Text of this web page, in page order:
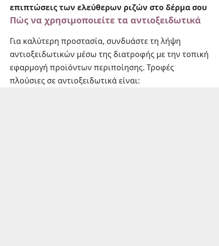
επιπτώσεις των ελεύθερων ριζών στο δέρμα σου
Πώς να χρησιμοποιείτε τα αντιοξειδωτικά
Για καλύτερη προστασία, συνδυάστε τη λήψη
αντιοξειδωτικών μέσω της διατροφής με την τοπική
εφαρμογή προϊόντων περιποίησης. Τροφές
πλούσιες σε αντιοξειδωτικά είναι: